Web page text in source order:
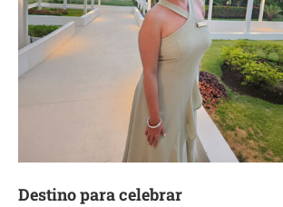
Destino para celebrar